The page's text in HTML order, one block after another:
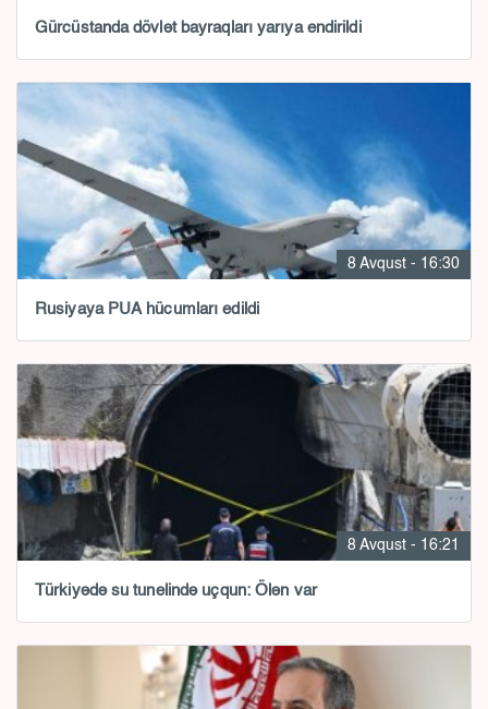
Gürcüstanda dövlət bayraqları yarıya endirildi
8 Avqust - 16:30
Rusiyaya PUA hücumları edildi
8 Avqust - 16:21
Türkiyədə su tunelində uçqun: Ölən var